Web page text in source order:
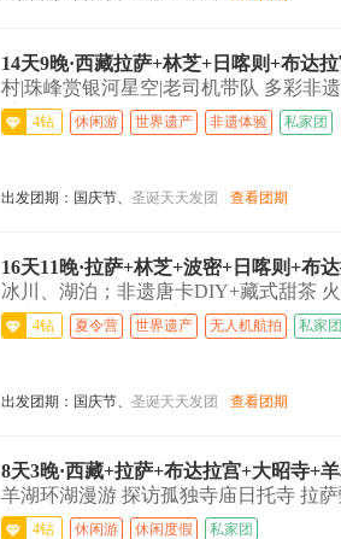
14天9晚·西藏拉萨+林芝+日喀则+布达
村|珠峰赏银河星空|老司机带队 多彩非
航拍...>
4钻 休闲游 世界遗产 非遗体验 私家团
出发团期： 国庆节、 圣诞天天发团 查看团期
16天11晚·拉萨+林芝+波密+日喀则+布
冰川、湖泊；非遗唐卡DIY+藏式甜茶
随车3L氧气，24h管家...>
4钻 夏令营 世界遗产 无人机航拍 私家团
出发团期： 国庆节、 圣诞天天发团 查看团期
8天3晚·西藏+拉萨+布达拉宫+大昭寺+
羊湖环湖漫游 探访孤独寺庙日托寺 拉
藏餐『赠布宫讲解...>
4钻 休闲游 休闲度假 私家团